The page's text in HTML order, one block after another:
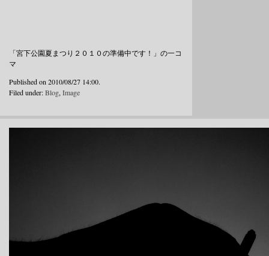
「宮下公園夏まつり２０１０の準備中です！」の一コ
マ
Published on 2010/08/27 14:00.
Filed under:Blog, Image